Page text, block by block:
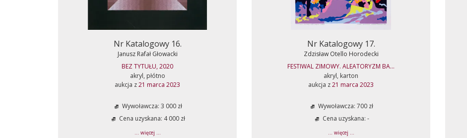
Nr Katalogowy 16.
Janusz Rafał Głowacki
BEZ TYTUŁU, 2020
akryl, płótno
aukcja z21 marca 2023
Wywoławcza: 3 000 zł
Cena uzyskana: 4 000 zł
... więcej ...
Nr Katalogowy 17.
Zdzisław Otello Horodecki
FESTIWAL ZIMOWY. ALEATORYZM BA...
akryl, karton
aukcja z21 marca 2023
Wywoławcza: 700 zł
Cena uzyskana: -
... więcej ...